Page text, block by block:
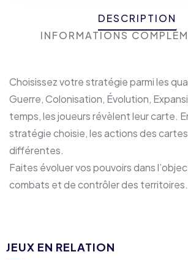
DESCRIPTION
INFORMATIONS
Choisissez votre stratégie parmi les
Guerre, Colonisation, Évolution,
temps, les joueurs révèlent leur carte.
stratégie choisie, les actions des
différentes.
Faites évoluer vos pouvoirs dans
combats et de contrôler des territoires.
JEUX EN RELATION